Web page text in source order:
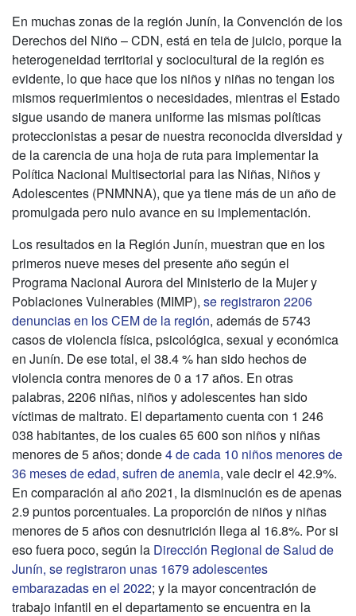
En muchas zonas de la región Junín, la Convención de los
Derechos del Niño – CDN, está en tela de juicio, porque la
heterogeneidad territorial y sociocultural de la región es
evidente, lo que hace que los niños y niñas no tengan los
mismos requerimientos o necesidades, mientras el Estado
sigue usando de manera uniforme las mismas políticas
proteccionistas a pesar de nuestra reconocida diversidad y
de la carencia de una hoja de ruta para implementar la
Política Nacional Multisectorial para las Niñas, Niños y
Adolescentes (PNMNNA), que ya tiene más de un año de
promulgada pero nulo avance en su implementación.
Los resultados en la Región Junín, muestran que en los
primeros nueve meses del presente año según el
Programa Nacional Aurora del Ministerio de la Mujer y
Poblaciones Vulnerables (MIMP), se registraron 2206
denuncias en los CEM de la región, además de 5743
casos de violencia física, psicológica, sexual y económica
en Junín. De ese total, el 38.4 % han sido hechos de
violencia contra menores de 0 a 17 años. En otras
palabras, 2206 niñas, niños y adolescentes han sido
víctimas de maltrato. El departamento cuenta con 1 246
038 habitantes, de los cuales 65 600 son niños y niñas
menores de 5 años; donde4 de cada 10 niños menores de
36 meses de edad, sufren de anemia, vale decir el 42.9%.
En comparación al año 2021, la disminución es de apenas
2.9 puntos porcentuales. La proporción de niños y niñas
menores de 5 años con desnutrición llega al 16.8%. Por si
eso fuera poco, según la Dirección Regional de Salud de
Junín, se registraron unas 1679 adolescentes
embarazadas en el 2022; y la mayor concentración de
trabajo infantil en el departamento se encuentra en la